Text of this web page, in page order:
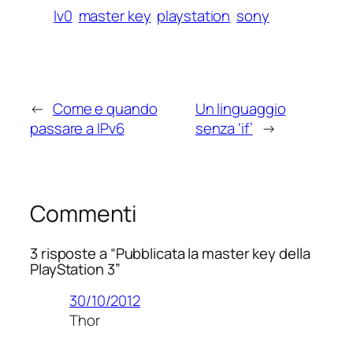
lv0 master key playstation sony
← Come e quando
passare a IPv6
Un linguaggio
senza ‘if’ →
Commenti
3 risposte a “Pubblicata la master key della
PlayStation 3”
30/10/2012
Thor